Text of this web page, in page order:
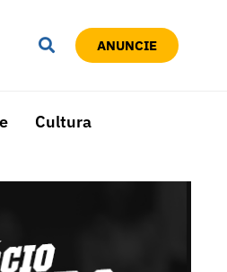
ANUNCIE
Cultura